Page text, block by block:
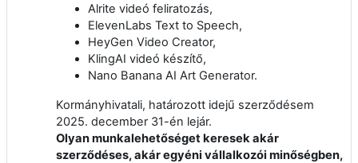
Alrite videó feliratozás,
ElevenLabs Text to Speech,
HeyGen Video Creator,
KlingAI videó készítő,
Nano Banana AI Art Generator.
Kormányhivatali, határozott idejű szerződésem
2025. december 31-én lejár.
Olyan munkalehetőséget keresek akár
szerződéses, akár egyéni vállalkozói minőségben,